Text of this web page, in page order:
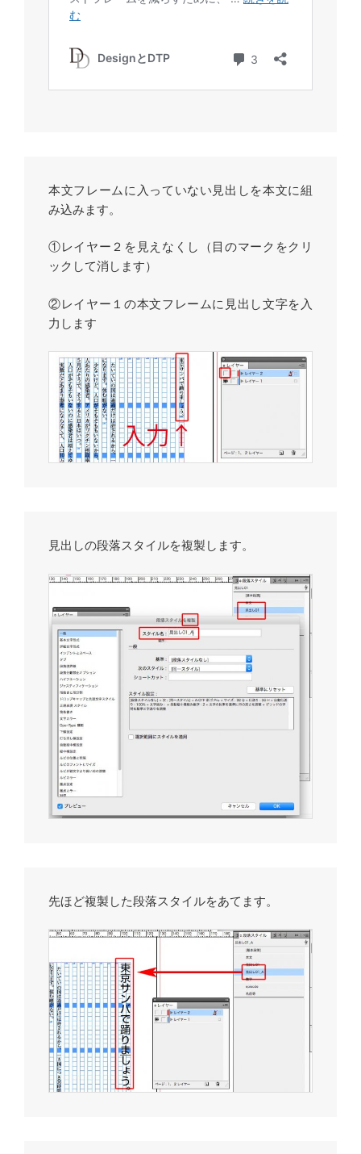
本文フレームに入っていない見出しを本文に組
み込みます。
①レイヤー２を見えなくし（目のマークをクリ
ックして消します）
②レイヤー１の本文フレームに見出し文字を入
力します
見出しの段落スタイルを複製します。
先ほど複製した段落スタイルをあてます。